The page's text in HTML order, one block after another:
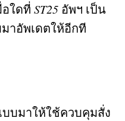
ใดที่ ST25 อัพฯ เป็น
าอัพเดตให้อีกที
บมาให้ใช้ควบคุมสั่ง